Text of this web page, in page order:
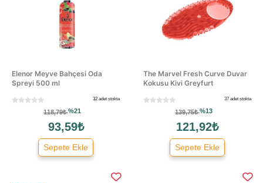
Elenor Meyve Bahçesi Oda
Spreyi 500 ml
32 adet stokta
118,79₺%21
93,59₺
Sepete Ekle
The Marvel Fresh Curve Duvar
Kokusu Kivi Greyfurt
37 adet stokta
139,75₺%13
121,92₺
Sepete Ekle